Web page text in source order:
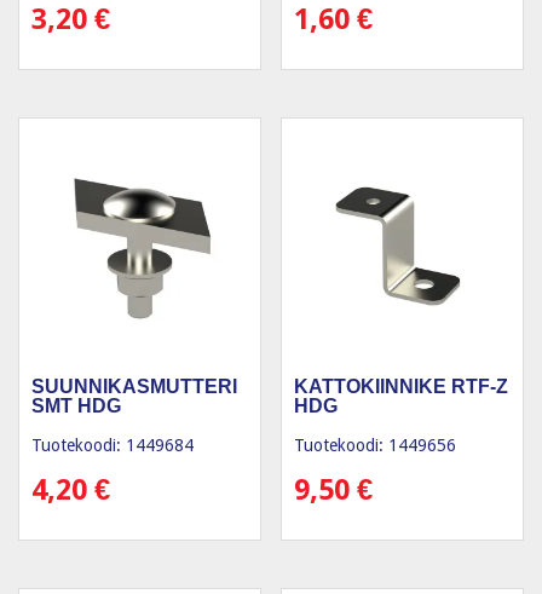
3,20 € 1,60€
SUUNNIKASMUTTERI
SMT HDG
Tuotekoodi: 1449684
4,20 €
KATTOKIINNIKE RTF-Z
HDG
Tuotekoodi: 1449656
9,50€